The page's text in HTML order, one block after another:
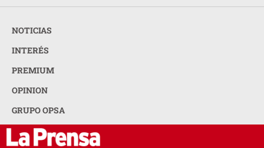
NOTICIAS
INTERÉS
PREMIUM
OPINION
GRUPO OPSA